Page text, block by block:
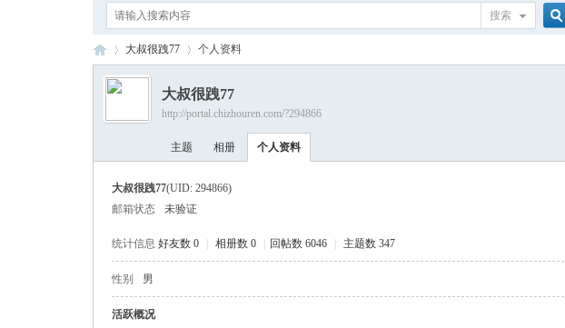
搜索
›
大叔很跩77 个人资料
大叔很跩77
http://portal.chizhouren.com/?294866
主题 相册 个人资料
大叔很跩77(UID: 294866)
邮箱状态
未验证
统计信息 好友数 0 相册数 0 回帖数 6046 主题数 347
性别 男
活跃概况